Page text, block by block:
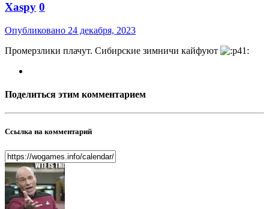
Xaspy 0
Опубликовано 24 декабря, 2023
Промерзлики плачут. Сибирские зимничи кайфуют
Поделиться этим комментарием
Ссылка на комментарий